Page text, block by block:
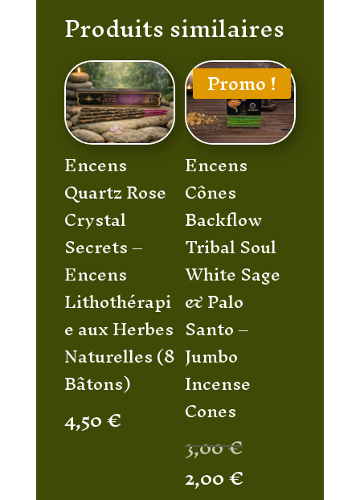
Produits similaires
Encens
Quartz Rose
Crystal
Secrets –
Encens
Lithothérapi
e aux Herbes
Naturelles (8
Bâtons)
4,50€
Promo !
Encens
Cônes
Backflow
Tribal Soul
White Sage
& Palo
Santo –
Jumbo
Incense
Cones
3,00€Le
prix
2,00€Le